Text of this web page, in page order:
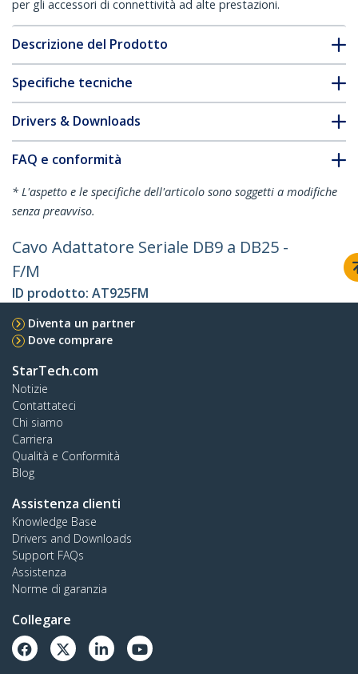
per gli accessori di connettività ad alte prestazioni.
Descrizione del Prodotto
Specifiche tecniche
Drivers & Downloads
FAQ e conformità
* L'aspetto e le specifiche dell'articolo sono soggetti a modifiche
senza preavviso.
Cavo Adattatore Seriale DB9 a DB25 -
F/M
ID prodotto: AT925FM
Diventa un partner
Dove comprare
StarTech.com
Notizie
Contattateci
Chi siamo
Carriera
Qualità e Conformità
Blog
Assistenza clienti
Knowledge Base
Drivers and Downloads
Support FAQs
Assistenza
Norme di garanzia
Collegare